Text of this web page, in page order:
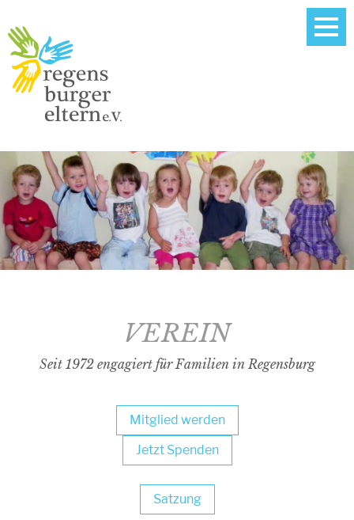
VEREIN
Seit 1972 engagiert für Familien in Regensburg
Mitglied werden
Jetzt Spenden
Satzung